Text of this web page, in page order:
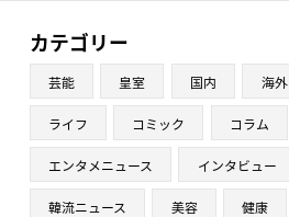
カテゴリー
芸能 皇室 国内 海外
ライフ コミック コラム
エンタメニュース インタビュー
韓流ニュース 美容 健康